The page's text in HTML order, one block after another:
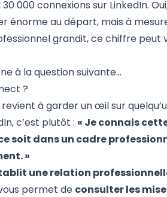
30 000 connexions sur LinkedIn.
énorme au départ, mais à
grandit, ce chiffre peut
à la question suivante…
?
à garder un œil sur
c’est plutôt : « Je connais
soit dans un cadre
»
une relation
permet de consulter les